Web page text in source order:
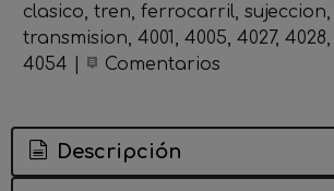
clasico tren ferrocarril sujeccion
transmision 4001 4005 4027 4028
4054
Comentarios
Descripción